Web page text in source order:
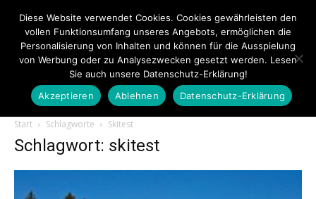
Touristiknews.de
Start Schlagworte Skitest
Schlagwort: skitest
Diese Website verwendet Cookies. Cookies gewährleisten den
vollen Funktionsumfang unseres Angebots, ermöglichen die
Personalisierung von Inhalten und können für die Ausspielung
von Werbung oder zu Analysezwecken gesetzt werden. Lesen
Sie auch unsere Datenschutz-Erklärung!
Akzeptieren
Ablehnen Datenschutz-Erklärung